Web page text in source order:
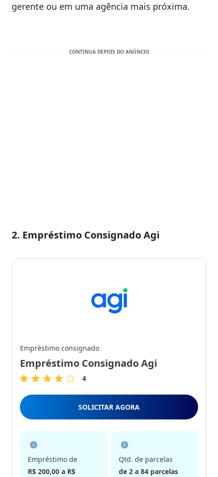
gerente ou em uma agência mais próxima.
2. Empréstimo Consignado Agi
Empréstimo consignado
Empréstimo Consignado Agi
4
5
Estrelas
4
SOLICITAR AGORA
Empréstimo de
R$ 200,00 a R$
Qtd. de parcelas
de 2 a 84 parcelas